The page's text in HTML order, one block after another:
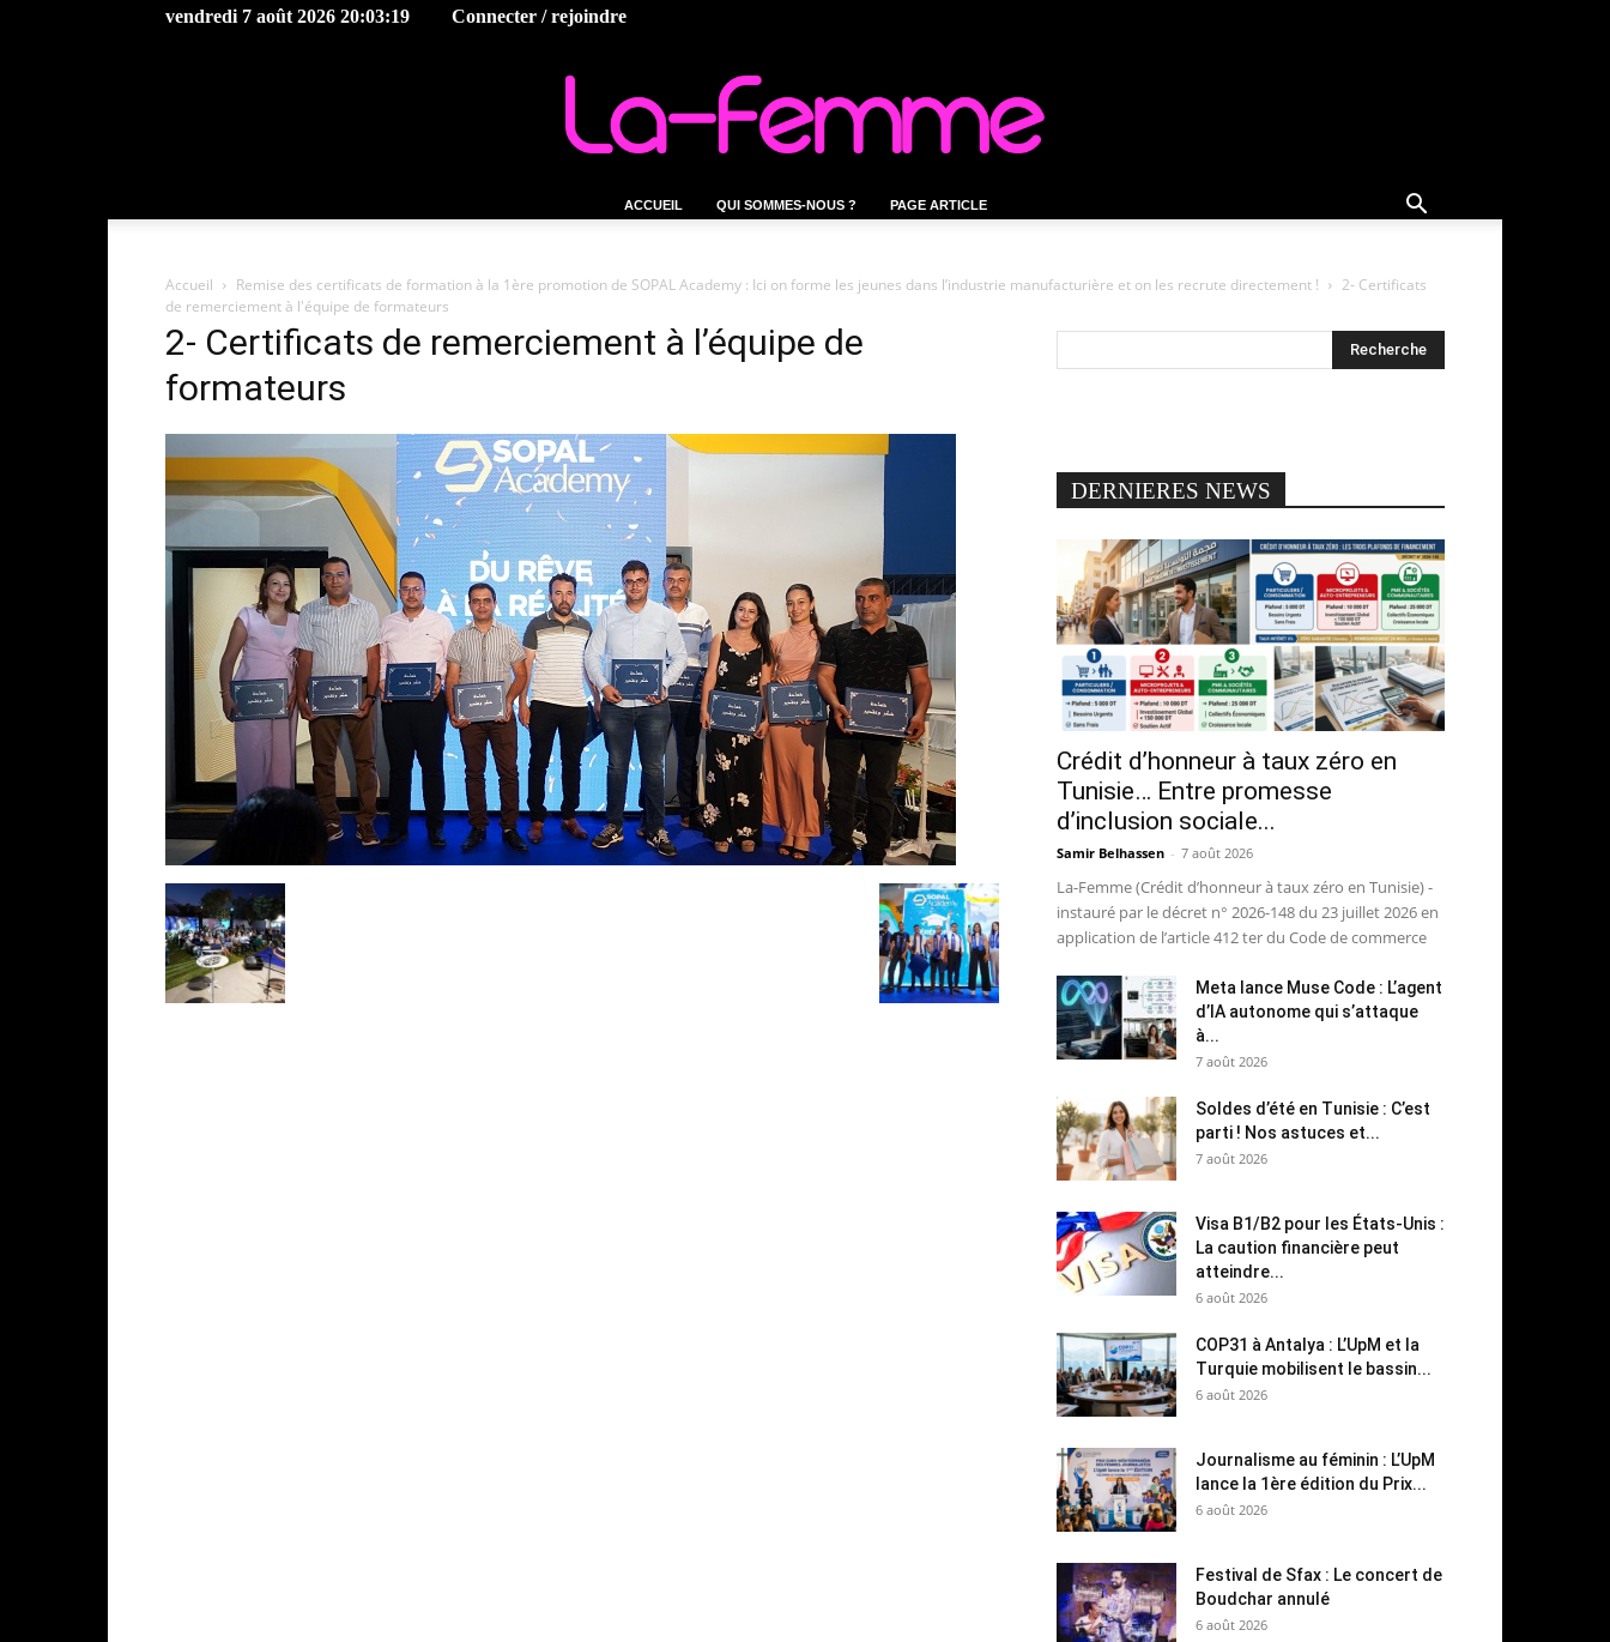
vendredi 7 août 2026 20:03:19 Connecter / rejoindre
ACCUEIL QUI SOMMES-NOUS ? PAGE ARTICLE
Accueil Remise des certificats de formation à la 1ère promotion de SOPAL Academy : Ici on forme les jeunes dans l’industrie manufacturière et on les recrute directement !
2- Certificats
de remerciement à l'équipe de formateurs
2- Certificats de remerciement à l’équipe de
formateurs
DERNIERES NEWS
Crédit d’honneur à taux zéro en
Tunisie… Entre promesse
d’inclusion sociale...
Samir Belhassen - 7 août 2026
La-Femme (Crédit d’honneur à taux zéro en Tunisie) -
instauré par le décret n° 2026-148 du 23 juillet 2026 en
application de l’article 412 ter du Code de commerce
Meta lance Muse Code : L’agent
d’IA autonome qui s’attaque
à...
7 août 2026
Soldes d’été en Tunisie : C’est
parti ! Nos astuces et...
7 août 2026
Visa B1/B2 pour les États-Unis :
La caution financière peut
atteindre...
6 août 2026
COP31 à Antalya : L’UpM et la
Turquie mobilisent le bassin...
6 août 2026
Journalisme au féminin : L’UpM
lance la 1ère édition du Prix...
6 août 2026
Festival de Sfax : Le concert de
Boudchar annulé
6 août 2026